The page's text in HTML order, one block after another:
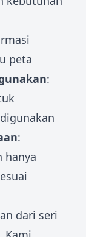
peta
:
:
hanya
dari seri